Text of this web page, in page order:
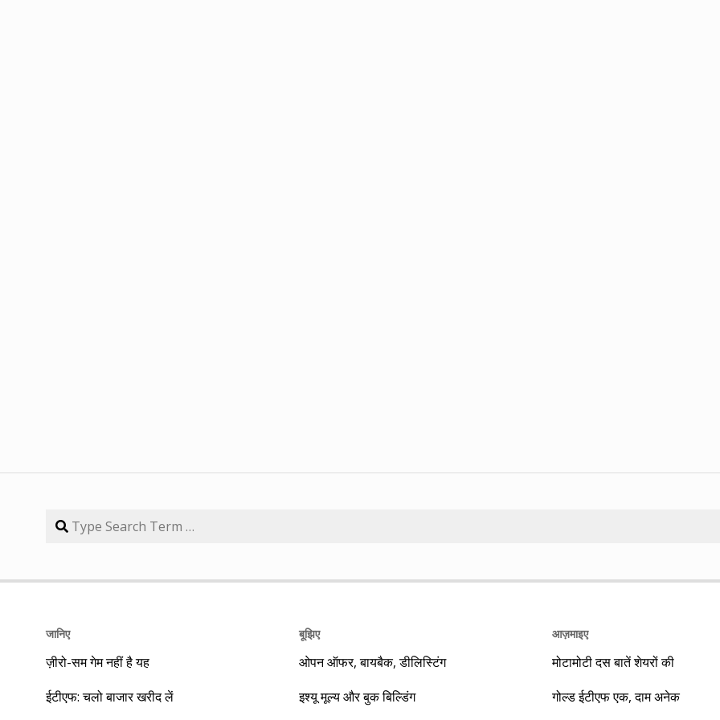
जानिए
ज़ीरो-सम गेम नहीं है यह
ईटीएफ: चलो बाजार खरीद लें
बूझिए
ओपन ऑफर, बायबैक, डीलिस्टिंग
इश्यू मूल्य और बुक बिल्डिंग
आज़माइए
मोटामोटी दस बातें शेयरों की
गोल्ड ईटीएफ एक, दाम अनेक